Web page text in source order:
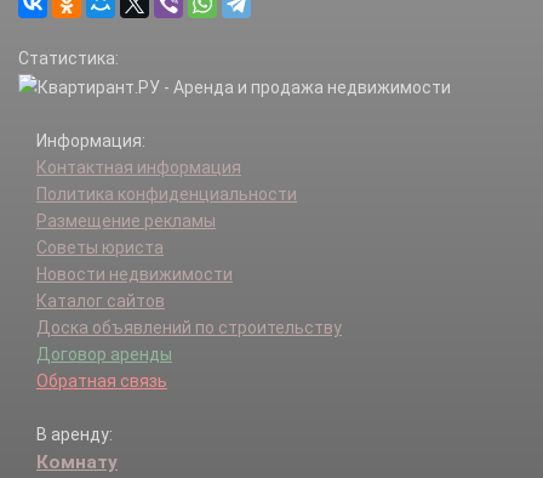
Статистика:
Информация:
Контактная информация
Политика конфиденциальности
Размещение рекламы
Советы юриста
Новости недвижимости
Каталог сайтов
Доска объявлений по строительству
Договор аренды
Обратная связь
В аренду:
Комнату